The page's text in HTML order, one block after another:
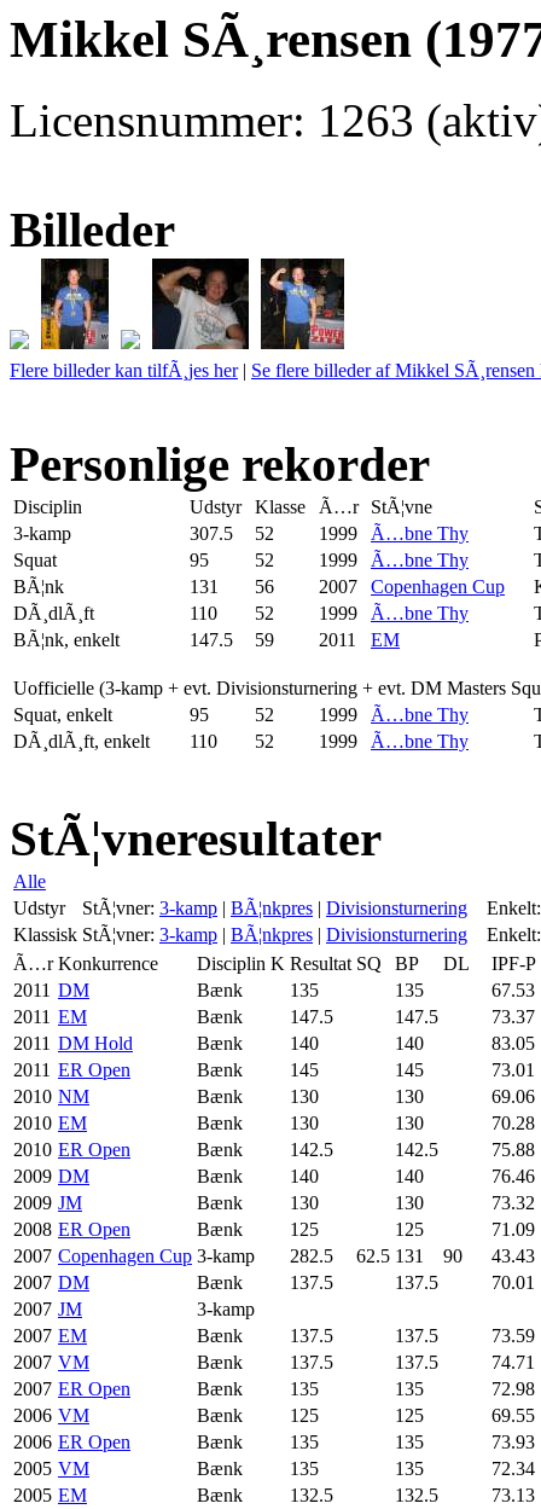
Mikkel SÃ¸rensen
Licensnummer: 1263
Billeder
Flere billeder kan tilfÃ¸jes her| Se flere billeder af Mikkel SÃ¸rensen
Personlige rekorder
Disciplin Udstyr Klasse Ã…r StÃ¦vne
3-kamp
307.5 52 1999 Ã…bne Thy
Squat
95 52 1999 Ã…bne Thy
BÃ¦nk
131 56 2007 Copenhagen Cup
DÃ¸dlÃ¸ft
110 52 1999 Ã…bne Thy
BÃ¦nk, enkelt
147.5 59 2011 EM
Uofficielle (3-kamp + evt. Divisionsturnering + evt. DM Masters
Squat, enkelt
95 52 1999 Ã…bne Thy
DÃ¸dlÃ¸ft, enkelt
110 52 1999 Ã…bne Thy
StÃ¦vneresultater
Alle
Udstyr
StÃ¦vner: 3-kamp | BÃ¦nkpres | Divisionsturnering
Enkelt:
Klassisk StÃ¦vner: 3-kamp | BÃ¦nkpres | Divisionsturnering
Enkelt:
Ã…r Konkurrence Disciplin K Resultat SQ BP DL
IPF-P
2011 DM Bænk 135 135
67.53
2011 EM Bænk 147.5 147.5
73.37
2011 DM Hold Bænk 140 140
83.05
2011 ER Open Bænk 145 145
73.01
2010 NM Bænk 130 130
69.06
2010 EM Bænk 130 130
70.28
2010 ER Open Bænk 142.5 142.5
75.88
2009 DM Bænk 140 140
76.46
2009 JM Bænk 130 130
73.32
2008 ER Open Bænk 125 125
71.09
2007 Copenhagen Cup 3-kamp 282.5 62.5 131 90
43.43
2007 DM Bænk 137.5 137.5
70.01
2007 JM
3-kamp
2007 EM Bænk 137.5 137.5
73.59
2007 VM Bænk 137.5 137.5
74.71
2007 ER Open Bænk 135 135
72.98
2006 VM Bænk 125 125
69.55
2006 ER Open Bænk 135 135
73.93
2005 VM Bænk 135 135
72.34
2005 EM Bænk 132.5 132.5
73.13